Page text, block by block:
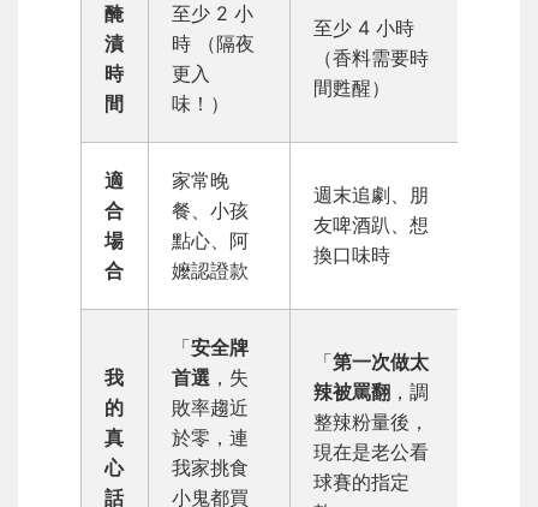
醃
漬
時
間
至少 2 小
時 （隔夜
更入
味！）
至少 4 小時
（香料需要時
間甦醒）
適
合
場
合
家常晚
餐、小孩
點心、阿
嬤認證款
週末追劇、朋
友啤酒趴、想
換口味時
我
的
真
心
話
「安全牌
首選 ，失
敗率趨近
於零，連
我家挑食
小鬼都買
「第一次做太
辣被罵翻 ，調
整辣粉量後，
現在是老公看
球賽的指定